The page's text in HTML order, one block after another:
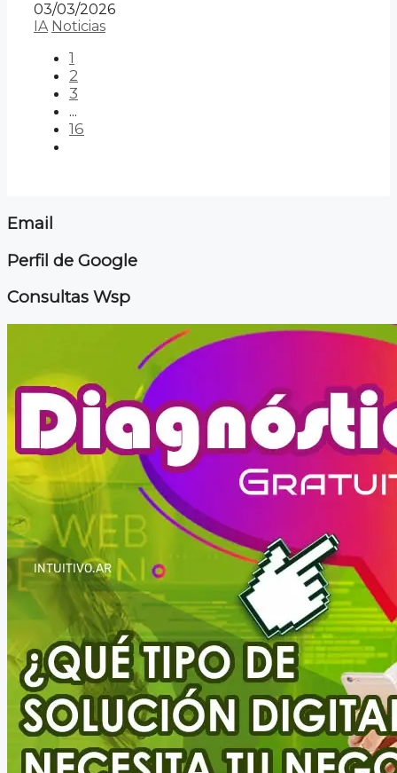
03/03/2026
IA Noticias
1
2
3
...
16
Email
Perfil de Google
Consultas Wsp